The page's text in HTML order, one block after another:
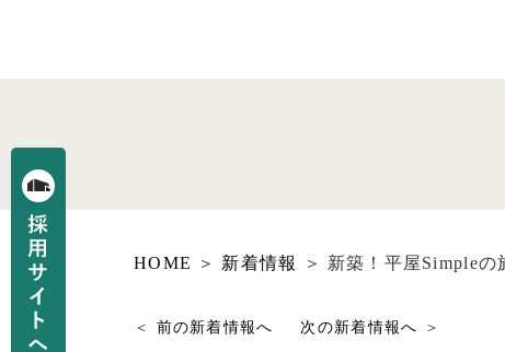
HOME 新着情報 新築！平屋Simpleの
前の新着情報へ 次の新着情報へ